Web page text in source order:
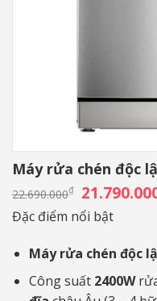
Máy rửa chén độc
22.690.000₫ Giá
gốc
là:
22.690.000₫.
Đặc điểm nổi bật
Máy rửa chén độc
Công suất 2400W